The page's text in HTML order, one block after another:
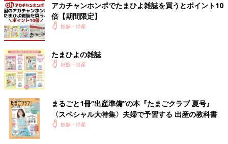
アカチャンホンポでたまひよ雑誌を買うとポイント10
倍【期間限定】
妊娠・出産
たまひよの雑誌
妊娠・出産
まるごと1冊“出産準備”の本『たまごクラブ 夏号』
〈スペシャル大特集〉夫婦で予習する 出産の教科書
妊娠・出産